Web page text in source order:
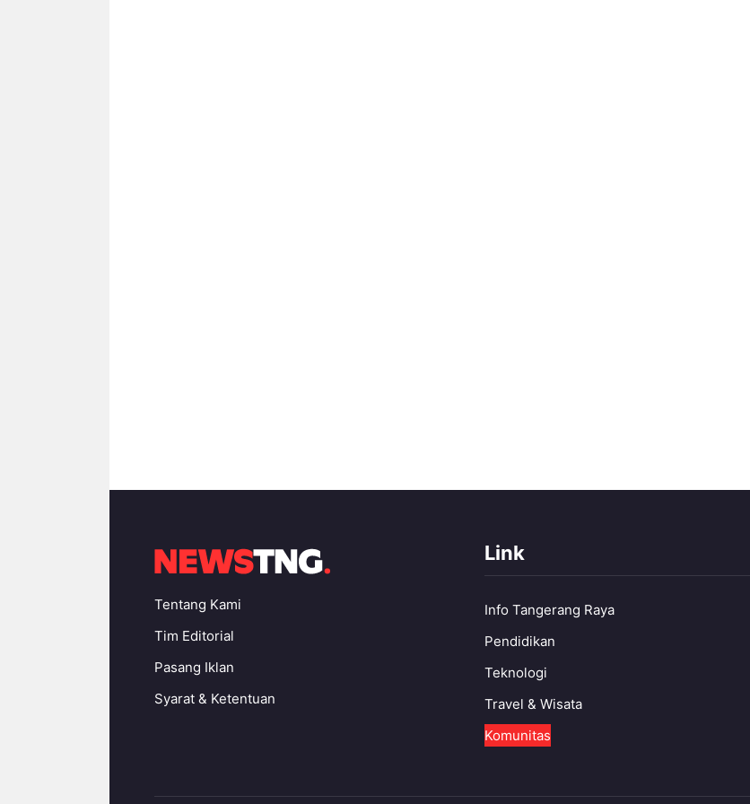
Tentang Kami
Tim Editorial
Pasang Iklan
Syarat & Ketentuan
Link
Info Tangerang Raya
Pendidikan
Teknologi
Travel & Wisata
Komunitas